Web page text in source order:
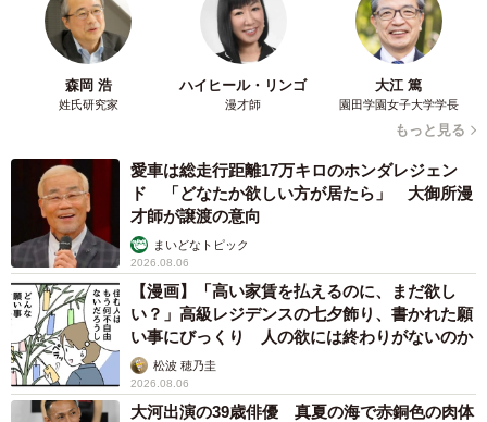
シロの生まれ変わりを確信（大友しゅうまさん提供）
森岡 浩
姓氏研究家
ハイヒール・リンゴ
漫才師
大江 篤
園田学園女子大学学長
もっと見る
愛車は総走行距離17万キロのホンダレジェン
ド 「どなたか欲しい方が居たら」 大御所漫
才師が譲渡の意向
まいどなトピック
2026.08.06
【漫画】「高い家賃を払えるのに、まだ欲し
い？」高級レジデンスの七夕飾り、書かれた願
い事にびっくり 人の欲には終わりがないのか
松波 穂乃圭
2026.08.06
大河出演の39歳俳優 真夏の海で赤銅色の肉体